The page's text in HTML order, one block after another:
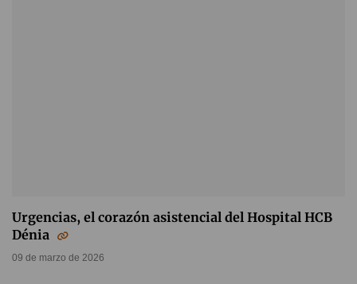
Urgencias, el corazón asistencial del Hospital HCB
Dénia
09 de marzo de 2026